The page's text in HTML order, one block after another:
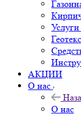
АКЦИИ
О нас
О нас